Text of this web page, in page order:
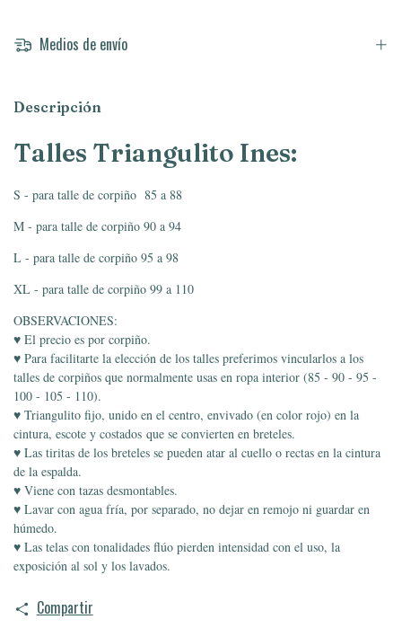
Medios de envío
Descripción
Talles Triangulito Ines:
S - para talle de corpiño 85 a 88
M - para talle de corpiño 90 a 94
L - para talle de corpiño 95 a 98
XL - para talle de corpiño 99 a 110
OBSERVACIONES:
♥ El precio es por corpiño.
♥ Para facilitarte la elección de los talles preferimos vincularlos a los
talles de corpiños que normalmente usas en ropa interior (85 - 90 - 95 -
100 - 105 - 110).
♥ Triangulito fijo, unido en el centro, envivado (en color rojo) en la
cintura, escote y costados que se convierten en breteles.
♥ Las tiritas de los breteles se pueden atar al cuello o rectas en la cintura
de la espalda.
♥ Viene con tazas desmontables.
♥ Lavar con agua fría, por separado, no dejar en remojo ni guardar en
húmedo.
♥ Las telas con tonalidades flúo pierden intensidad con el uso, la
exposición al sol y los lavados.
Compartir